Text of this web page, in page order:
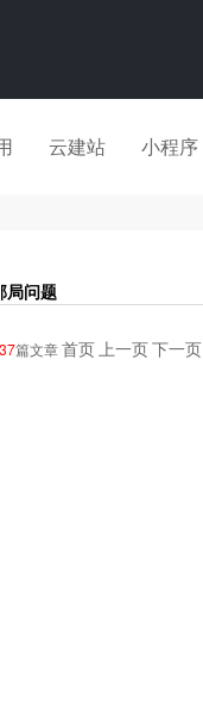
云建站 小程序
局问题
37篇文章首页上一页下一页